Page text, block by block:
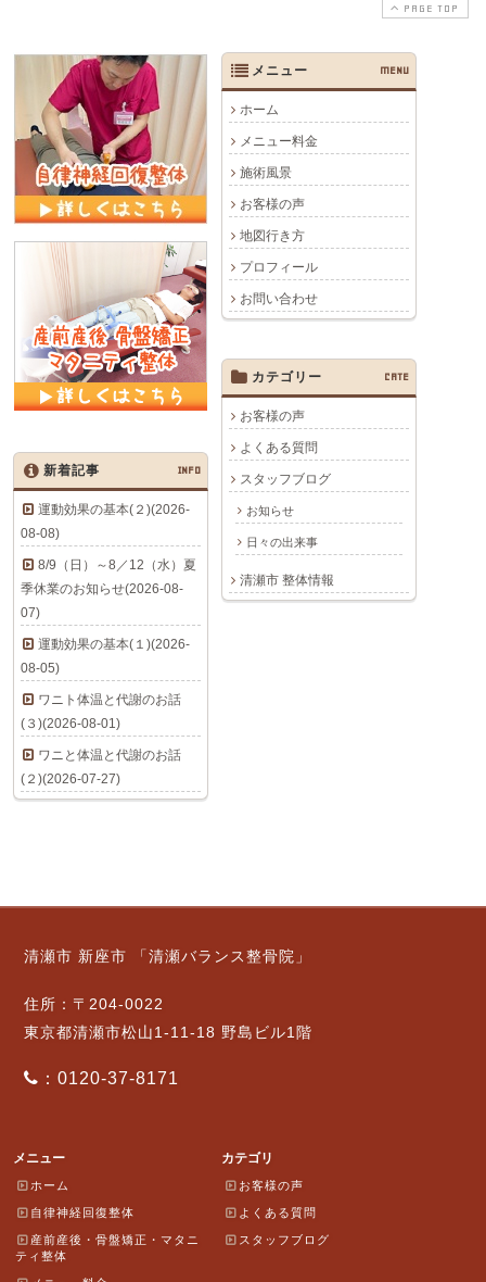
PAGE TOP
メニュー MENU
ホーム
メニュー料金
施術風景
お客様の声
地図行き方
プロフィール
お問い合わせ
カテゴリー CATE
お客様の声
よくある質問
スタッフブログ
お知らせ
日々の出来事
清瀬市 整体情報
新着記事 INFO
運動効果の基本(２)(2026-
08-08)
8/9（日）～8／12（水）夏
季休業のお知らせ(2026-08-
07)
運動効果の基本(１)(2026-
08-05)
ワニト体温と代謝のお話
(３)(2026-08-01)
ワニと体温と代謝のお話
(２)(2026-07-27)
清瀬市 新座市 「清瀬バランス整骨院」
住所：〒204-0022
東京都清瀬市松山1-11-18 野島ビル1階
：0120-37-8171
メニュー
ホーム
自律神経回復整体
産前産後・骨盤矯正・マタニ
ティ整体
カテゴリ
お客様の声
よくある質問
スタッフブログ